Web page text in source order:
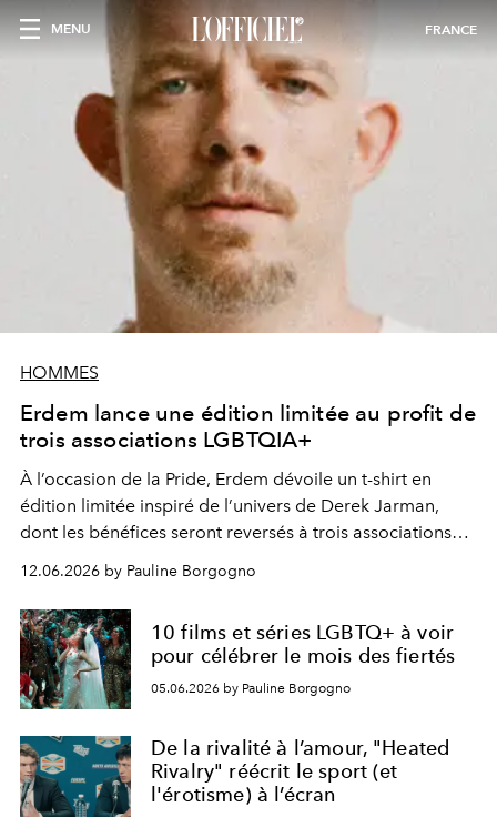
MENU FRANCE
HOMMES
Erdem lance une édition limitée au profit de
trois associations LGBTQIA+
À l’occasion de la Pride, Erdem dévoile un t-shirt en
édition limitée inspiré de l’univers de Derek Jarman,
dont les bénéfices seront reversés à trois associations
majeures engagées auprès des communautés
12.06.2026 by Pauline Borgogno
10 films et séries LGBTQ+ à voir
pour célébrer le mois des fiertés
05.06.2026 by Pauline Borgogno
De la rivalité à l’amour, "Heated
Rivalry" réécrit le sport (et
l'érotisme) à l’écran